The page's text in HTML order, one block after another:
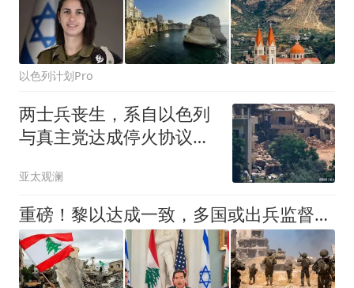
以色列计划Pro
两士兵丧生，系自以色列
与真主党达成停火协议首
亚太观澜
重磅！黎以达成一致，多国或出兵监督真主党缴械，法国已被否决